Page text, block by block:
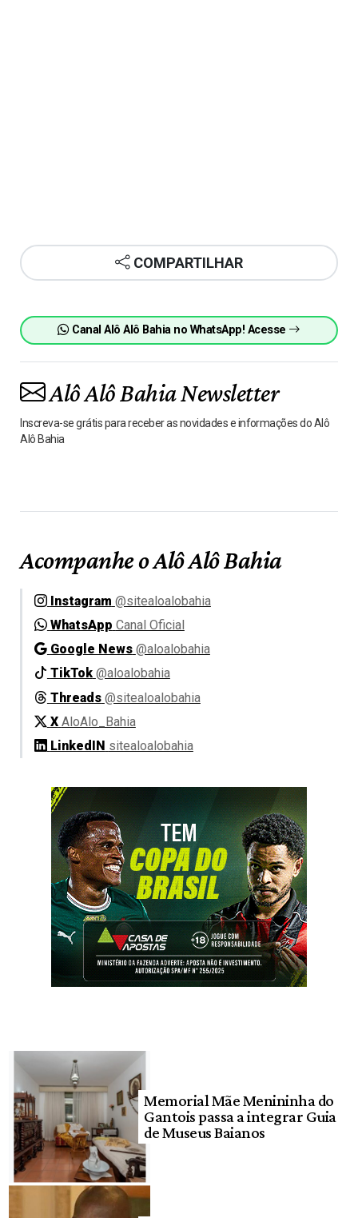
COMPARTILHAR
Canal Alô Alô Bahia no WhatsApp! Acesse
Alô Alô Bahia Newsletter
Inscreva-se grátis para receber as novidades e informações do Alô
Alô Bahia
Acompanhe o Alô Alô Bahia
Instagram @sitealoalobahia
WhatsApp Canal Oficial
Google News @aloalobahia
TikTok @aloalobahia
Threads @sitealoalobahia
X AloAlo_Bahia
LinkedIN sitealoalobahia
Memorial Mãe Menininha do
Gantois passa a integrar Guia
de Museus Baianos